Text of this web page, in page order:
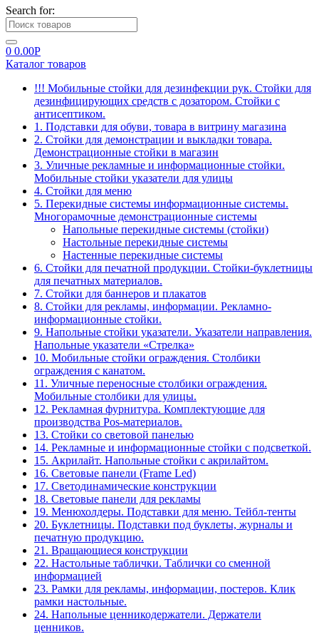
Search for:
0 0.00Р
Каталог товаров
!!! Мобильные стойки для дезинфекции рук. Стойки для
дезинфицирующих средств с дозатором. Стойки с
антисептиком.
1. Подставки для обуви, товара в витрину магазина
2. Стойки для демонстрации и выкладки товара.
Демонстрационные стойки в магазин
3. Уличные рекламные и информационные стойки.
Мобильные стойки указатели для улицы
4. Стойки для меню
5. Перекидные системы информационные системы.
Многорамочные демонстрационные системы
Напольные перекидные системы (стойки)
Настольные перекидные системы
Настенные перекидные системы
6. Стойки для печатной продукции. Стойки-буклетницы
для печатных материалов.
7. Стойки для баннеров и плакатов
8. Стойки для рекламы, информации. Рекламно-
информационные стойки.
9. Напольные стойки указатели. Указатели направления.
Напольные указатели «Стрелка»
10. Мобильные стойки ограждения. Столбики
ограждения с канатом.
11. Уличные переносные столбики ограждения.
Мобильные столбики для улицы.
12. Рекламная фурнитура. Комплектующие для
производства Pos-материалов.
13. Стойки со световой панелью
14. Рекламные и информационные стойки с подсветкой.
15. Акрилайт. Напольные стойки с акрилайтом.
16. Световые панели (Frame Led)
17. Светодинамические конструкции
18. Световые панели для рекламы
19. Менюхолдеры. Подставки для меню. Тейбл-тенты
20. Буклетницы. Подставки под буклеты, журналы и
печатную продукцию.
21. Вращающиеся конструкции
22. Настольные таблички. Таблички со сменной
информацией
23. Рамки для рекламы, информации, постеров. Клик
рамки настольные.
24. Напольные ценникодержатели. Держатели
ценников.